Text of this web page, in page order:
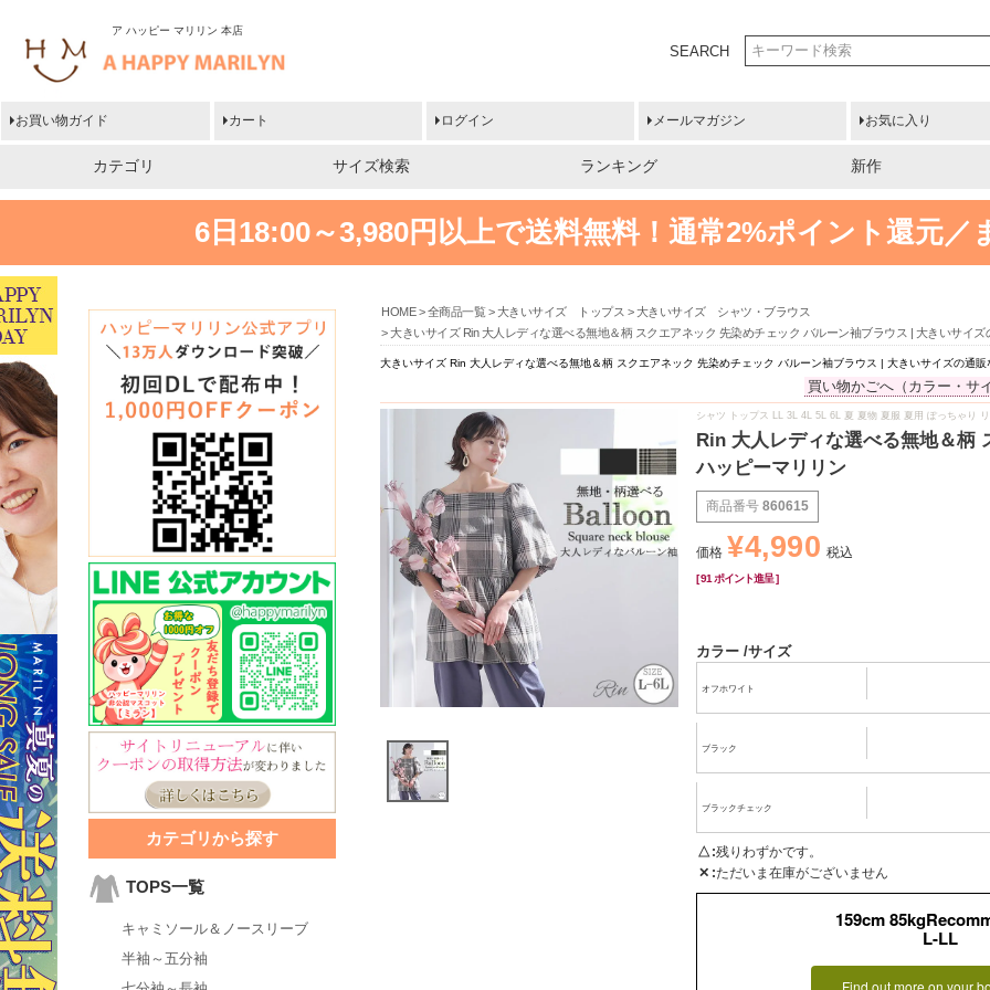
ア ハッピー マリリン 本店
SEARCH
お買い物ガイド カート ログイン メールマガジン お気に入り
カテゴリ サイズ検索 ランキング 新作
6日18:00～3,980円以上で送料無料！ 通常2%ポイント還元／
カテゴリから探す
TOPS一覧
キャミソール＆ノースリーブ
半袖～五分袖
HOME 全商品一覧 大きいサイズ トップス
大きいサイズ シャツ・ブラウス
大きいサイズ Rin 大人レディな選べる無地＆柄 スクエアネック 先染めチェック バルーン袖ブラウス | 大きいサイ
大きいサイズ Rin 大人レディな選べる無地＆柄 スクエアネック 先染めチェック バルーン袖ブラウス | 大きいサイズの通販
買い物かごへ（カラー・サ
シャツ トップス LL 3L 4L 5L 6L 夏 夏物 夏服 夏用 ぽっちゃり
Rin 大人レディな選べる無地＆柄
ハッピーマリリン
商品番号 860615
価格 ¥4,990 税込
[91 ポイント進呈 ]
カラー サイズ
オフホワイト
ブラック
ブラックチェック
△ 残りわずかです。
✕ ただいま在庫がございません
159cm
L-LL